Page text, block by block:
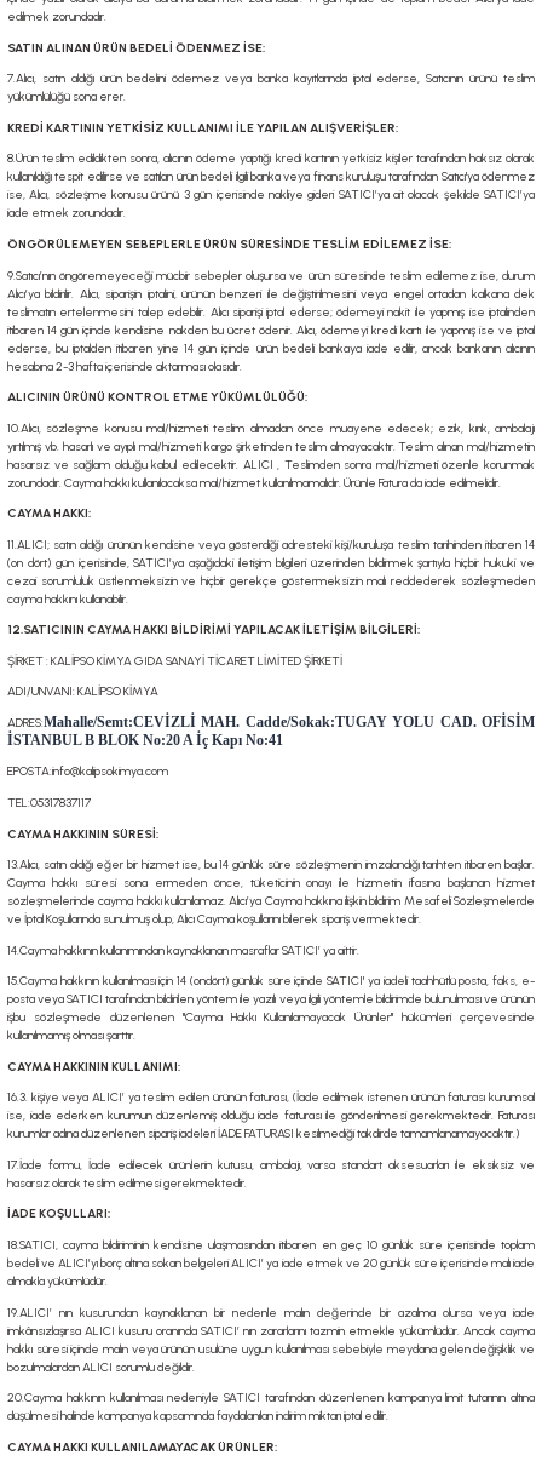
edilmek zorundadır.
SATIN ALINAN ÜRÜN BEDELİ ÖDENMEZ İSE:
7.Alıcı, satın aldığı ürün bedelini ödemez veya banka kayıtlarında iptal ederse, Satıcının ürünü teslim
yükümlülüğü sona erer.
KREDİ KARTININ YETKİSİZ KULLANIMI İLE YAPILAN ALIŞVERİŞLER:
8.Ürün teslim edildikten sonra, alıcının ödeme yaptığı kredi kartının yetkisiz kişiler tarafından haksız olarak
kullanıldığı tespit edilirse ve satılan ürün bedeli ilgili banka veya finans kuruluşu tarafından Satıcı'ya ödenmez
ise, Alıcı, sözleşme konusu ürünü 3 gün içerisinde nakliye gideri SATICI’ya ait olacak şekilde SATICI’ya
iade etmek zorundadır.
ÖNGÖRÜLEMEYEN SEBEPLERLE ÜRÜN SÜRESİNDE TESLİM EDİLEMEZ İSE:
9.Satıcı’nın öngöremeyeceği mücbir sebepler oluşursa ve ürün süresinde teslim edilemez ise, durum
Alıcı’ya bildirilir. Alıcı, siparişin iptalini, ürünün benzeri ile değiştirilmesini veya engel ortadan kalkana dek
teslimatın ertelenmesini talep edebilir. Alıcı siparişi iptal ederse; ödemeyi nakit ile yapmış ise iptalinden
itibaren 14 gün içinde kendisine nakden bu ücret ödenir. Alıcı, ödemeyi kredi kartı ile yapmış ise ve iptal
ederse, bu iptalden itibaren yine 14 gün içinde ürün bedeli bankaya iade edilir, ancak bankanın alıcının
hesabına 2-3 hafta içerisinde aktarması olasıdır.
ALICININ ÜRÜNÜ KONTROL ETME YÜKÜMLÜLÜĞÜ:
10.Alıcı, sözleşme konusu mal/hizmeti teslim almadan önce muayene edecek; ezik, kırık, ambalajı
yırtılmış vb. hasarlı ve ayıplı mal/hizmeti kargo şirketinden teslim almayacaktır. Teslim alınan mal/hizmetin
hasarsız ve sağlam olduğu kabul edilecektir. ALICI , Teslimden sonra mal/hizmeti özenle korunmak
zorundadır. Cayma hakkı kullanılacaksa mal/hizmet kullanılmamalıdır. Ürünle Fatura da iade edilmelidir.
CAYMA HAKKI:
11.ALICI; satın aldığı ürünün kendisine veya gösterdiği adresteki kişi/kuruluşa teslim tarihinden itibaren 14
(on dört) gün içerisinde, SATICI’ya aşağıdaki iletişim bilgileri üzerinden bildirmek şartıyla hiçbir hukuki ve
cezai sorumluluk üstlenmeksizin ve hiçbir gerekçe göstermeksizin malı reddederek sözleşmeden
cayma hakkını kullanabilir.
12.SATICININ CAYMA HAKKI BİLDİRİMİ YAPILACAK İLETİŞİM BİLGİLERİ:
ŞİRKET : KALİPSO KİMYA GIDA SANAYİ TİCARET LİMİTED ŞİRKETİ
ADI/UNVANI: KALİPSO KİMYA
ADRES:Mahalle/Semt:CEVİZLİ MAH. Cadde/Sokak:TUGAY YOLU CAD. OFİSİM
İSTANBUL B BLOK No:20 A İç Kapı No:41
EPOSTA:info@kalipsokimya.com
TEL:05317837117
CAYMA HAKKININ SÜRESİ:
13.Alıcı, satın aldığı eğer bir hizmet ise, bu 14 günlük süre sözleşmenin imzalandığı tarihten itibaren başlar.
Cayma hakkı süresi sona ermeden önce, tüketicinin onayı ile hizmetin ifasına başlanan hizmet
sözleşmelerinde cayma hakkı kullanılamaz. Alıcı’ya Cayma hakkına ilişkin bildirim Mesafeli Sözleşmelerde
ve İptal Koşullarında sunulmuş olup, Alıcı Cayma koşullarını bilerek sipariş vermektedir.
14.Cayma hakkının kullanımından kaynaklanan masraflar SATICI’ ya aittir.
15.Cayma hakkının kullanılması için 14 (ondört) günlük süre içinde SATICI' ya iadeli taahhütlü posta, faks, e-
posta veya SATICI tarafından bildirilen yöntem ile yazılı veya ilgili yöntemle bildirimde bulunulması ve ürünün
işbu sözleşmede düzenlenen "Cayma Hakkı Kullanılamayacak Ürünler" hükümleri çerçevesinde
kullanılmamış olması şarttır.
CAYMA HAKKININ KULLANIMI:
16.3. kişiye veya ALICI’ ya teslim edilen ürünün faturası, (İade edilmek istenen ürünün faturası kurumsal
ise, iade ederken kurumun düzenlemiş olduğu iade faturası ile gönderilmesi gerekmektedir. Faturası
kurumlar adına düzenlenen sipariş iadeleri İADE FATURASI kesilmediği takdirde tamamlanamayacaktır.)
17.İade formu, İade edilecek ürünlerin kutusu, ambalajı, varsa standart aksesuarları ile eksiksiz ve
hasarsız olarak teslim edilmesi gerekmektedir.
İADE KOŞULLARI:
18.SATICI, cayma bildiriminin kendisine ulaşmasından itibaren en geç 10 günlük süre içerisinde toplam
bedeli ve ALICI’yı borç altına sokan belgeleri ALICI’ ya iade etmek ve 20 günlük süre içerisinde malı iade
almakla yükümlüdür.
19.ALICI’ nın kusurundan kaynaklanan bir nedenle malın değerinde bir azalma olursa veya iade
imkânsızlaşırsa ALICI kusuru oranında SATICI’ nın zararlarını tazmin etmekle yükümlüdür. Ancak cayma
hakkı süresi içinde malın veya ürünün usulüne uygun kullanılması sebebiyle meydana gelen değişiklik ve
bozulmalardan ALICI sorumlu değildir.
20.Cayma hakkının kullanılması nedeniyle SATICI tarafından düzenlenen kampanya limit tutarının altına
düşülmesi halinde kampanya kapsamında faydalanılan indirim miktarı iptal edilir.
CAYMA HAKKI KULLANILAMAYACAK ÜRÜNLER: